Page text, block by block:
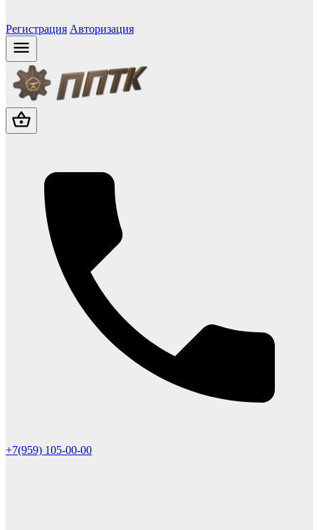
Регистрация Авторизация
+7(959) 105-00-00